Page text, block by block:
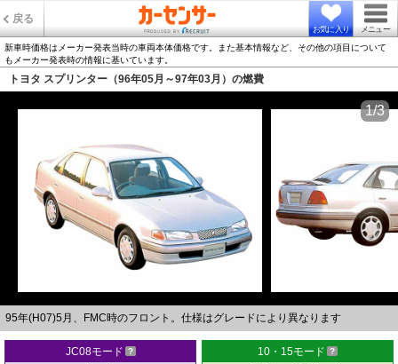
戻る
お気に入り メニュー
新車時価格はメーカー発表当時の車両本体価格です。また基本情報など、その他の項目について
もメーカー発表時の情報に基いています。
トヨタ スプリンター（96年05月～97年03月）の燃費
95年(H07)5月、FMC時のフロント。仕様はグレードにより異なります
1/3
JC08モード 10・15モード